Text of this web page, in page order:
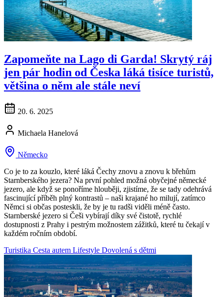
Zapomeňte na Lago di Garda! Skrytý ráj
jen pár hodin od Česka láká tisíce turistů,
většina o něm ale stále neví
20. 6. 2025
Michaela Hanelová
Německo
Co je to za kouzlo, které láká Čechy znovu a znovu k břehům
Starnberského jezera? Na první pohled možná obyčejné německé
jezero, ale když se ponoříme hlouběji, zjistíme, že se tady odehrává
fascinující příběh plný kontrastů – naši krajané ho milují, zatímco
Němci si občas posteskli, že by je tu radši viděli méně často.
Starnberské jezero si Češi vybírají díky své čistotě, rychlé
dostupnosti z Prahy i pestrým možnostem zážitků, které tu čekají v
každém ročním období.
Turistika Cesta autem Lifestyle Dovolená s dětmi